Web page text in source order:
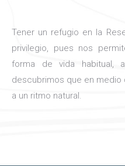
Tener un refugio en la
privilegio, pues nos
forma de vida habitual,
descubrimos que en medio
a un ritmo natural.